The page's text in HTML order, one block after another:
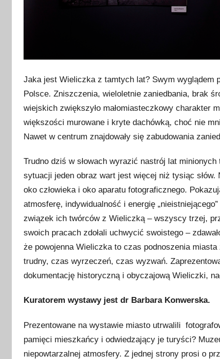
Jaka jest Wieliczka z tamtych lat? Swym wyglądem
Polsce. Zniszczenia, wieloletnie zaniedbania, brak
wiejskich zwiększyło małomiasteczkowy charakter
większości murowane i kryte dachówką, choć nie
Nawet w centrum znajdowały się zabudowania
Trudno dziś w słowach wyrazić nastrój lat
sytuacji jeden obraz wart jest więcej niż tysiąc
oko człowieka i oko aparatu fotograficznego.
atmosferę, indywidualność i energię
związek ich twórców z Wieliczką – wszyscy trzej,
swoich pracach zdołali uchwycić swoistego –
że powojenna Wieliczka to czas podnoszenia
trudny, czas wyrzeczeń, czas wyzwań.
dokumentację historyczną i obyczajową Wieliczki,
Kuratorem wystawy jest dr Barbara Konwerska.
Prezentowane na wystawie miasto utrwalili
pamięci mieszkańcy i odwiedzający je turyści?
niepowtarzalnej atmosfery. Z jednej strony prosi o